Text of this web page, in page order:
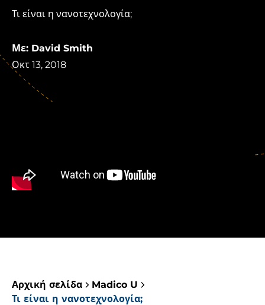
Τι είναι η νανοτεχνολογία;
Με: David Smith
Οκτ 13, 2018
Αρχική σελίδα
Madico U
Τι είναι η νανοτεχνολογία;